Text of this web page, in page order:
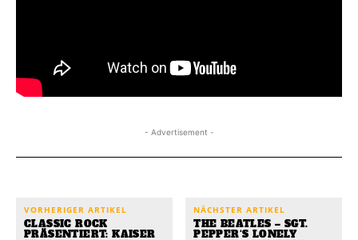
- Advertisement -
VORHERIGER ARTIKEL
CLASSIC ROCK
PRÄSENTIERT: KAISER
NÄCHSTER ARTIKEL
THE BEATLES – SGT.
PEPPER‘S LONELY